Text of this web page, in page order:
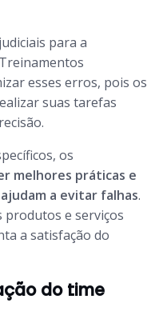
para a
esses erros, pois os
suas tarefas
os
melhores práticas e
a evitar falhas.
produtos e serviços
a satisfação do
do time